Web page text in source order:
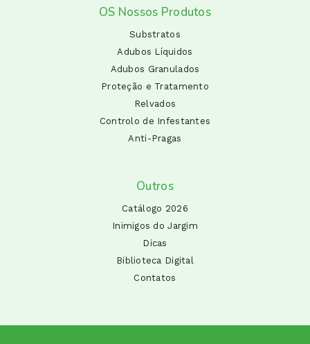
OS Nossos Produtos
Substratos
Adubos Líquidos
Adubos Granulados
Proteção e Tratamento
Relvados
Controlo de Infestantes
Anti-Pragas
Outros
Catálogo 2026
Inimigos do Jargim
Dicas
Biblioteca Digital
Contatos